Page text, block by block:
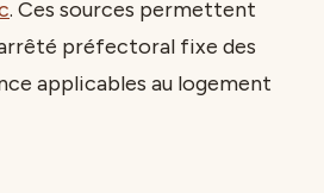
. Ces sources permettent
préfectoral fixe des
applicables au logement